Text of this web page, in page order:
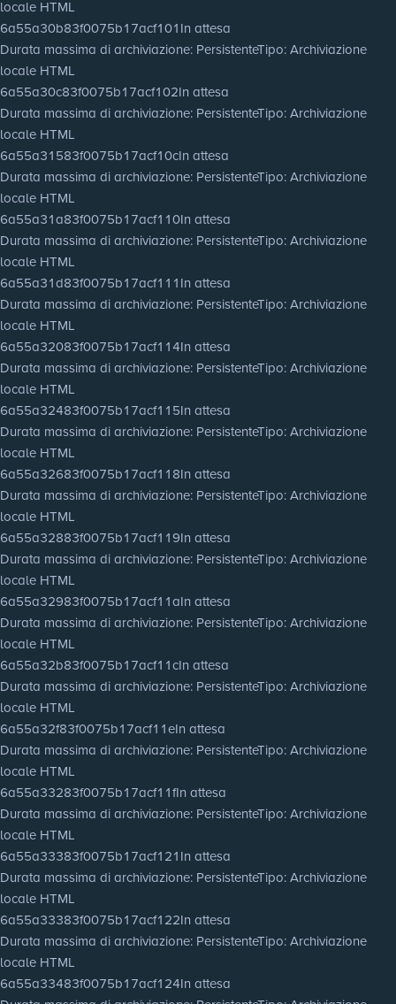
locale HTML
6a55a30b83f0075b17acf101In attesa
Durata massima di archiviazione: PersistenteTipo: Archiviazione
locale HTML
6a55a30c83f0075b17acf102In attesa
Durata massima di archiviazione: PersistenteTipo: Archiviazione
locale HTML
6a55a31583f0075b17acf10cIn attesa
Durata massima di archiviazione: PersistenteTipo: Archiviazione
locale HTML
6a55a31a83f0075b17acf110In attesa
Durata massima di archiviazione: PersistenteTipo: Archiviazione
locale HTML
6a55a31d83f0075b17acf111In attesa
Durata massima di archiviazione: PersistenteTipo: Archiviazione
locale HTML
6a55a32083f0075b17acf114In attesa
Durata massima di archiviazione: PersistenteTipo: Archiviazione
locale HTML
6a55a32483f0075b17acf115In attesa
Durata massima di archiviazione: PersistenteTipo: Archiviazione
locale HTML
6a55a32683f0075b17acf118In attesa
Durata massima di archiviazione: PersistenteTipo: Archiviazione
locale HTML
6a55a32883f0075b17acf119In attesa
Durata massima di archiviazione: PersistenteTipo: Archiviazione
locale HTML
6a55a32983f0075b17acf11aIn attesa
Durata massima di archiviazione: PersistenteTipo: Archiviazione
locale HTML
6a55a32b83f0075b17acf11cIn attesa
Durata massima di archiviazione: PersistenteTipo: Archiviazione
locale HTML
6a55a32f83f0075b17acf11eIn attesa
Durata massima di archiviazione: PersistenteTipo: Archiviazione
locale HTML
6a55a33283f0075b17acf11fIn attesa
Durata massima di archiviazione: PersistenteTipo: Archiviazione
locale HTML
6a55a33383f0075b17acf121In attesa
Durata massima di archiviazione: PersistenteTipo: Archiviazione
locale HTML
6a55a33383f0075b17acf122In attesa
Durata massima di archiviazione: PersistenteTipo: Archiviazione
locale HTML
6a55a33483f0075b17acf124In attesa